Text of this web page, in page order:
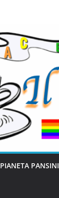
PIANETA PANSINI